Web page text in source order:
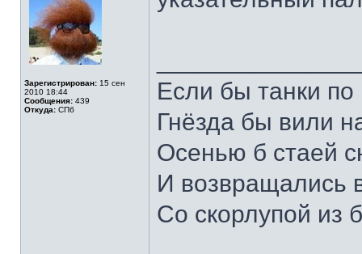
Зарегистрирован: 15 сен
2010 18:44
Сообщения: 439
Откуда: СПб
Если бы танки по
Гнёзда бы вили
Осенью б стаей
И возвращались
Со скорлупой из